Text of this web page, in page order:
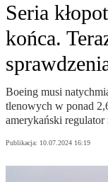
Seria
końca.
Boeing musi
tlenowych w ponad
amerykański
Publikacja: 10.07.2024 16:19